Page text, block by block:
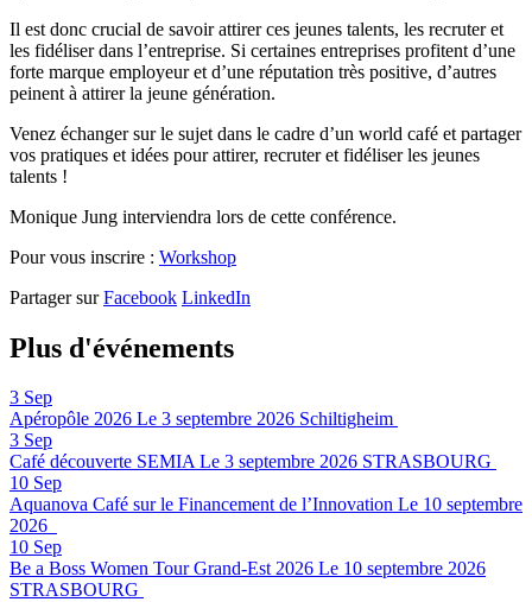
Il est donc crucial de savoir attirer ces jeunes talents, les recruter et
les fidéliser dans l’entreprise. Si certaines entreprises profitent d’une
forte marque employeur et d’une réputation très positive, d’autres
peinent à attirer la jeune génération.
Venez échanger sur le sujet dans le cadre d’un world café et partager
vos pratiques et idées pour attirer, recruter et fidéliser les jeunes
talents !
Monique Jung interviendra lors de cette conférence.
Pour vous inscrire : Workshop
Partager sur Facebook LinkedIn
Plus d'événements
3 Sep
Apéropôle 2026 Le 3 septembre 2026 Schiltigheim
3 Sep
Café découverte SEMIALe 3 septembre 2026 STRASBOURG
10 Sep
Aquanova Café sur le Financement de l’Innovation Le 10 septembre
2026
10 Sep
Be a Boss Women Tour Grand-Est 2026 Le 10 septembre 2026
STRASBOURG